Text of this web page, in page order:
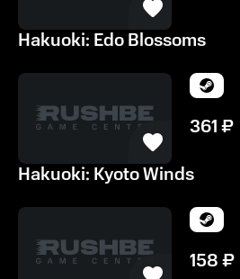
Hakuoki: Edo Blossoms
361₽
Hakuoki: Kyoto Winds
158₽